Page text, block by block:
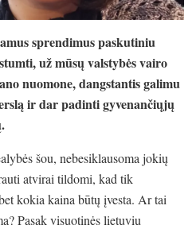
sprendimus paskutiniu
už mūsų valstybės vairo
nuomone, dangstantis galimu
ir dar padinti gyvenančiųjų
šou, nebesiklausoma jokių
atvirai tildomi, kad tik
kokia kaina būtų įvesta. Ar tai
Pasak visuotinės lietuvių